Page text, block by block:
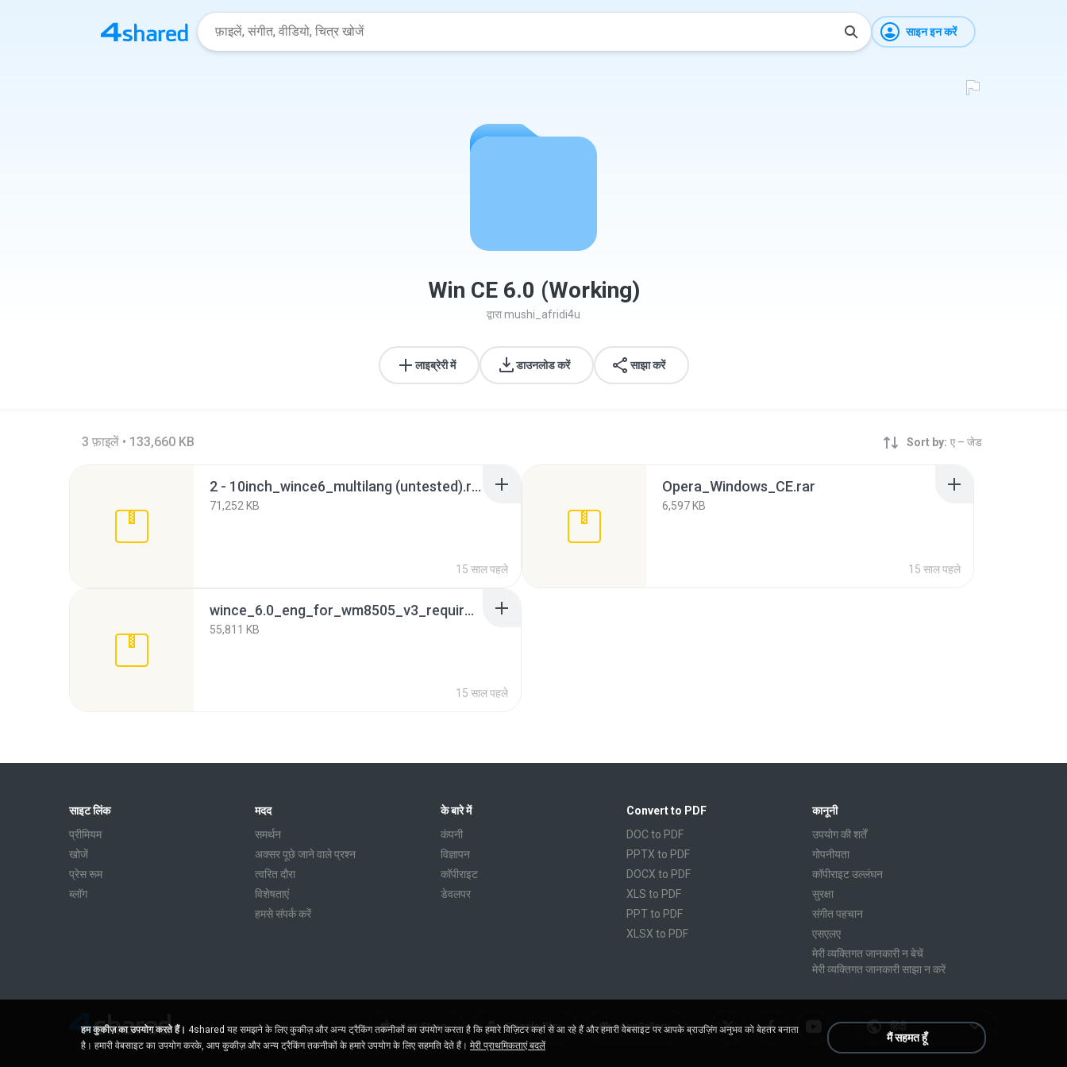
साइन इन करें
Win CE 6.0 (Working)
द्वाराmushi_afridi4u
लाइब्रेरी में डाउनलोड करें साझा करें
3 फ़ाइलें • 133,660 KB Sort by: ए – जेड
2 - 10inch_wince6_multilang (untested).rar
71,252 KB
15 साल पहले
Opera_Windows_CE.rar
6,597 KB
15 साल पहले
wince_6.0_eng_for_wm8505_v3_required winrar.7z
55,811 KB
15 साल पहले
साइट लिंक
प्रीमियम
खोजें
प्रेस रूम
ब्लॉग
मदद
समर्थन
अक्सर पूछे जाने वाले प्रश्न
त्वरित दौरा
विशेषताएं
हमसे संपर्क करें
के बारे में
कंपनी
विज्ञापन
कॉपीराइट
डेवलपर
Convert to PDF
DOC to PDF
PPTX to PDF
DOCX to PDF
XLS to PDF
PPT to PDF
XLSX to PDF
CBZ to PDF
कानूनी
उपयोग की शर्तें
गोपनीयता
कॉपीराइट उल्लंघन
सुरक्षा
संगीत पहचान
एसएलए
मेरी व्यक्तिगत जानकारी न बेचें
मेरी व्यक्तिगत जानकारी साझा न करें
हिंदी
AppGallery
Google Play
App Store
हम कुकीज़ का उपयोग करते हैं। 4shared यह समझने के लिए कुकीज़ और अन्य ट्रैकिंग तकनीकों का उपयोग करता है कि हमारे विज़िटर कहां से आ रहे हैं और हमारी वेबसाइट पर आपके ब्राउज़िंग अनुभव को बेहतर बनाता
है। हमारी वेबसाइट का उपयोग करके, आप कुकीज़ और अन्य ट्रैकिंग तकनीकों के हमारे उपयोग के लिए सहमति देते हैं। मेरी प्राथमिकताएं बदलें
मैं सहमत हूँ